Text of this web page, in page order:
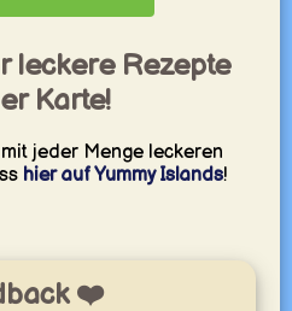
leckere Rezepte
Karte!
jeder Menge leckeren
hier auf Yummy Islands!
❤️